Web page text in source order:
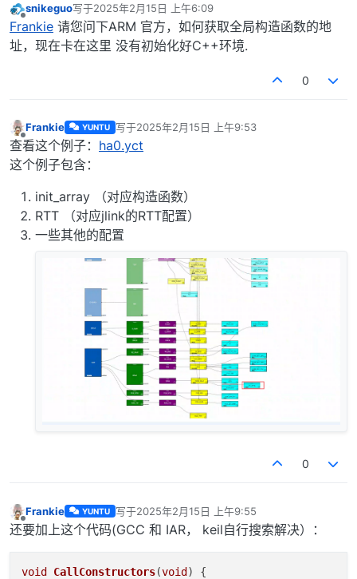
离线
snikeguo写于2025年2月15日 上午6:09
最后由 编辑
Frankie 请您问下ARM 官方，如何获取全局构造函数的地
址，现在卡在这里 没有初始化好C++环境.
0
离线
Frankie YUNTU 写于2025年2月15日 上午9:53
最后由 编辑
查看这个例子： ha0.yct
这个例子包含：
init_array （对应构造函数）
RTT （对应jlink的RTT配置）
一些其他的配置
0
离线
Frankie YUNTU 写于2025年2月15日 上午9:55
最后由 编辑
还要加上这个代码(GCC 和 IAR， keil自行搜索解决）：
void CallConstructors(void )